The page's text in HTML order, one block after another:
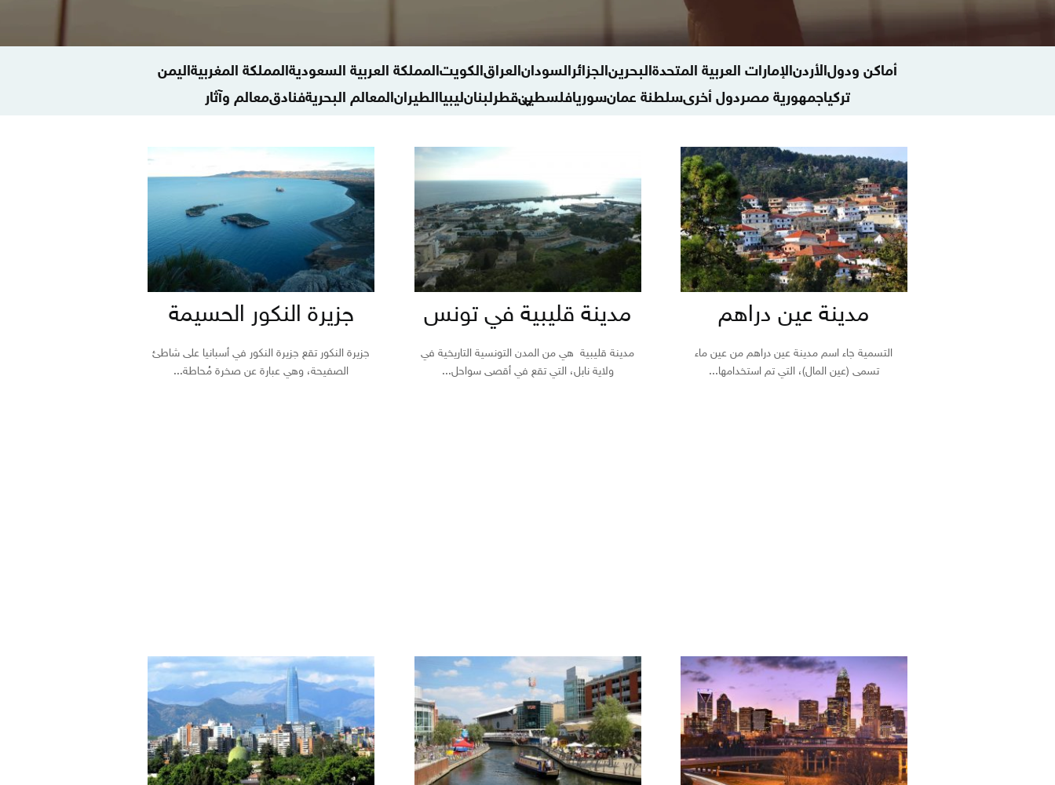
أماكن ودولالأردنالإمارات العربية المتحدةالبحرينالجزائرالسودانالعراقالكويتالمملكة العربية السعوديةالمملكة المغربيةاليمن
تركياجمهورية مصردول أخرىسلطنة عمانسوريافلسطينقطرلبنانليبياالطيرانالمعالم البحريةفنادقمعالم وآثار
مدينة عين دراهم
التسمية جاء اسم مدينة عين دراهم من عين ماء
تسمى (عين المال)، التي تم استخدامها...
مدينة قليبية في تونس
مدينة قليبية هي من المدن التونسية التاريخية في
ولاية نابل، التي تقع في أقصى سواحل...
جزيرة النكور الحسيمة
جزيرة النكور تقع جزيرة النكور في أسبانيا على شاطئ
الصفيحة، وهي عبارة عن صخرة مُحاطة...